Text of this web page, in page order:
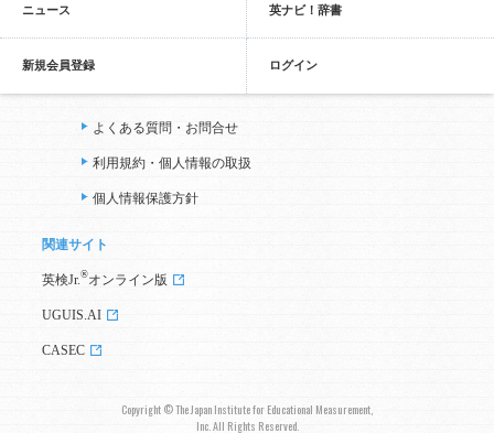
ニュース 英ナビ！辞書
新規会員登録 ログイン
よくある質問・お問合せ
利用規約・個人情報の取扱
個人情報保護方針
関連サイト
英検Jr. ®オンライン版
UGUIS.AI
CASEC
Copyright © The Japan Institute for Educational Measurement,
Inc. All Rights Reserved.